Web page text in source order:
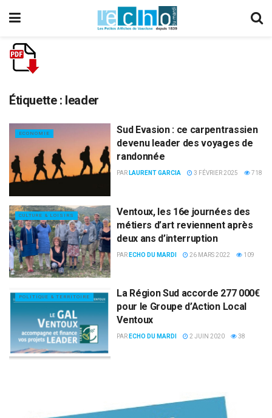
Étiquette : leader
ECONOMIE
Sud Evasion : ce carpentrassien
devenu leader des voyages de
randonnée
PAR LAURENT GARCIA 3 FÉVRIER 2025 718
CULTURE & LOISIRS
Ventoux, les 16e journées des
métiers d’art reviennent après
deux ans d’interruption
PAR ECHO DU MARDI 26 MARS 2022 109
POLITIQUE & TERRITOIRE
La Région Sud accorde 277 000€
pour le Groupe d’Action Local
Ventoux
PAR ECHO DU MARDI 2 JUIN 2020 38